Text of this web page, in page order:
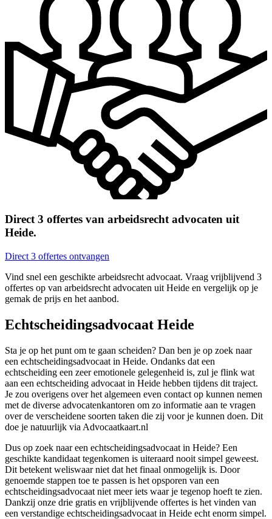
Direct 3 offertes van arbeidsrecht advocaten uit
Heide.
Direct 3 offertes ontvangen
Vind snel een geschikte arbeidsrecht advocaat. Vraag vrijblijvend 3
offertes op van arbeidsrecht advocaten uit Heide en vergelijk op je
gemak de prijs en het aanbod.
Echtscheidingsadvocaat Heide
Sta je op het punt om te gaan scheiden? Dan ben je op zoek naar
een echtscheidingsadvocaat in Heide. Ondanks dat een
echtscheiding een zeer emotionele gelegenheid is, zul je flink wat
aan een echtscheiding advocaat in Heide hebben tijdens dit traject.
Je zou overigens over het algemeen even contact op kunnen nemen
met de diverse advocatenkantoren om zo informatie aan te vragen
over de verscheidene soorten taken die zij voor je kunnen doen. Dit
doe je natuurlijk via Advocaatkaart.nl
Dus op zoek naar een echtscheidingsadvocaat in Heide? Een
geschikte kandidaat tegenkomen is uiteraard nooit simpel geweest.
Dit betekent weliswaar niet dat het finaal onmogelijk is. Door
genoemde stappen toe te passen is het opsporen van een
echtscheidingsadvocaat niet meer iets waar je tegenop hoeft te zien.
Dankzij onze drie gratis en vrijblijvende offertes is het vinden van
een verstandige echtscheidingsadvocaat in Heide echt enorm simpel.